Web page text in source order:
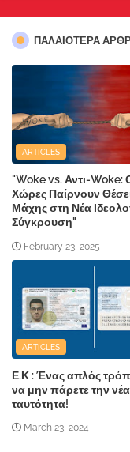
ΠΑΛΑΙΟΤΕΡΑ
ARTICLES
"Woke vs. Αντι-Woke:
Χώρες Παίρνουν
Μάχης στη Νέα
Σύγκρουση"
February 23, 2025
ARTICLES
Ε.Κ : Ένας απλός
να μην πάρετε την νέα
ταυτότητα!
March 23, 2024